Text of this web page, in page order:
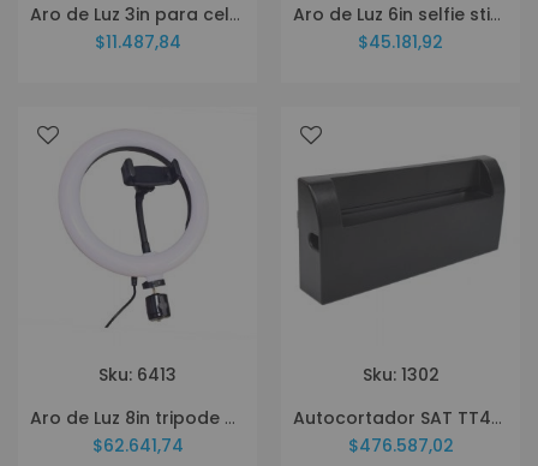
Aro de Luz 3in para celular
$11.487,84
Aro de Luz 6in selfie stick control remoto
$45.181,92
Sku: 6413
Aro de Luz 8in tripode control remoto 1 celular
$62.641,74
Sku: 1302
Autocortador SAT TT448 2 USE
$476.587,02